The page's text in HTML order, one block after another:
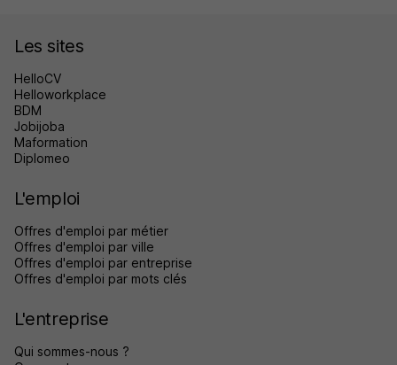
Les sites
HelloCV
Helloworkplace
BDM
Jobijoba
Maformation
Diplomeo
L'emploi
Offres d'emploi par métier
Offres d'emploi par ville
Offres d'emploi par entreprise
Offres d'emploi par mots clés
L'entreprise
Qui sommes-nous ?